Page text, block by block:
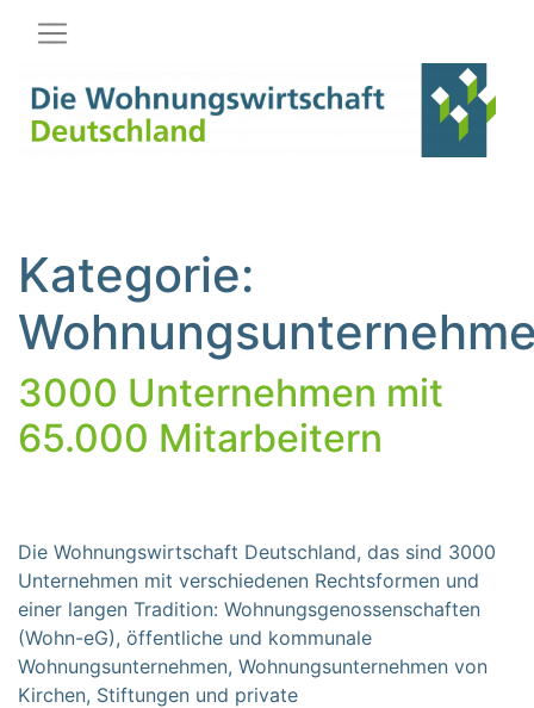
Hauptnavigation
Kategorie:
3000 Unternehmen mit
65.000 Mitarbeitern
Die Wohnungswirtschaft Deutschland, das sind 3000
Unternehmen mit verschiedenen Rechtsformen und
einer langen Tradition: Wohnungsgenossenschaften
(Wohn-eG), öffentliche und kommunale
Wohnungsunternehmen, Wohnungsunternehmen von
Kirchen, Stiftungen und private